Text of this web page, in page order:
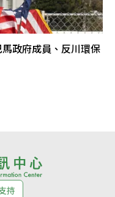
政府成員、反川環保
持